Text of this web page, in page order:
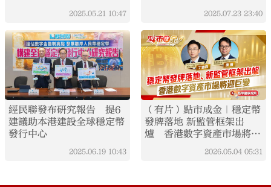
2025.05.21 10:47 2025.07.23 23:40
經民聯發布研究報告 提6
建議助本港建設全球穩定幣
發行中心
2025.06.19 10:43
（有片）點市成金｜穩定幣
發牌落地 新監管框架出
爐 香港數字資產市場將迎
2026.05.04 05:31